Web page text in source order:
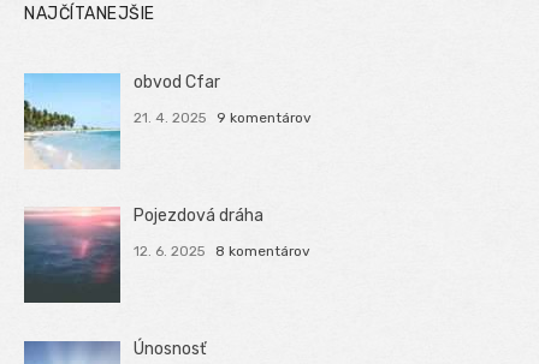
NAJČÍTANEJŠIE
obvod Cfar
21. 4. 2025 9 komentárov
Pojezdová dráha
12. 6. 2025 8 komentárov
Únosnosť